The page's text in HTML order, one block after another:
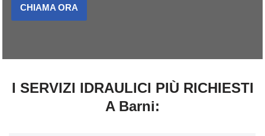
CHIAMA ORA
I SERVIZI IDRAULICI PIÙ RICHIESTI
A Barni: